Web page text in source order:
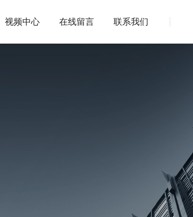
视频中心 在线留言 联系我们